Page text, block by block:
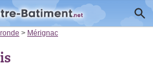
> Mérignac